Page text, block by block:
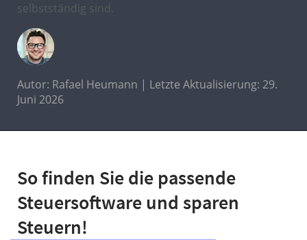
selbstständig sind.
Autor: Rafael Heumann | Letzte Aktualisierung: 29.
Juni 2026
So finden Sie die passende
Steuersoftware und sparen
Steuern!